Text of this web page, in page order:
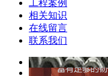
工程案例
相关知识
在线留言
联系我们